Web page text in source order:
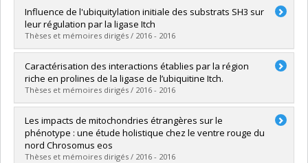
Graduate :Farzaneh, Keivan
Cycle :Master's
Grade :M. Sc.
Lien vers le document dans Papyrus
Influence de l'ubiquitylation initiale des substrats SH3 sur
leur régulation par la ligase Itch
Thèses et mémoires dirigés / 2016 - 2016
Graduate :Gueye, Malick
Cycle :Master's
Grade :M. Sc.
Lien vers le document dans Papyrus
Caractérisation des interactions établies par la région
riche en prolines de la ligase de l’ubiquitine Itch.
Thèses et mémoires dirigés / 2016 - 2016
Graduate : Desrochers, Guillaume
Cycle :Doctoral
Grade :Ph. D.
Lien vers le document dans Papyrus
Les impacts de mitochondries étrangères sur le
phénotype : une étude holistique chez le ventre rouge du
nord Chrosomus eos
Thèses et mémoires dirigés / 2016 - 2016